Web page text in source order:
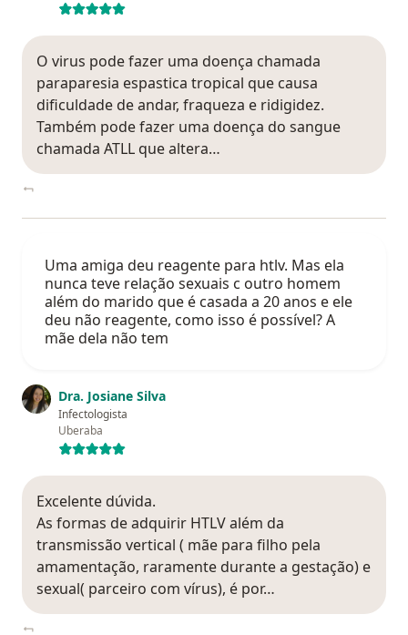
O virus pode fazer uma doença chamada
paraparesia espastica tropical que causa
dificuldade de andar, fraqueza e ridigidez.
Também pode fazer uma doença do sangue
chamada ATLL que altera…
Uma amiga deu reagente para htlv. Mas ela
nunca teve relação sexuais c outro homem
além do marido que é casada a 20 anos e ele
deu não reagente, como isso é possível? A
mãe dela não tem
Dra. Josiane Silva
Infectologista
Uberaba
Excelente dúvida.
As formas de adquirir HTLV além da
transmissão vertical ( mãe para filho pela
amamentação, raramente durante a gestação) e
sexual( parceiro com vírus), é por…